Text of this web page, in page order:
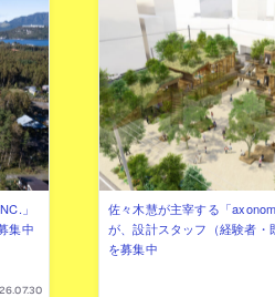
」
集中
佐々木慧が主宰する「
が、設計スタッフ（経験者・
を募集中